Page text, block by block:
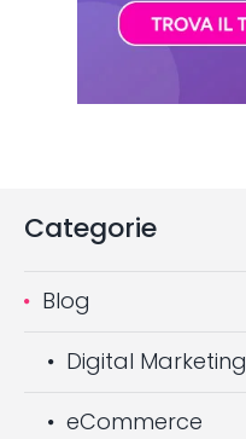
Categorie
Blog
Digital Marketing
eCommerce